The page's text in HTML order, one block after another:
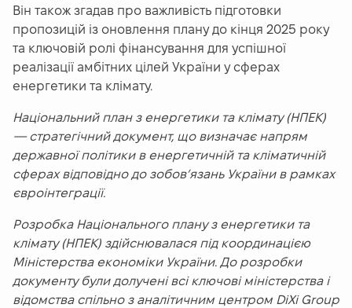
Він також згадав про важливість підготовки
пропозицій із оновлення плану до кінця 2025 року
та ключовій ролі фінансування для успішної
реалізації амбітних цілей України у сферах
енергетики та клімату.
Національний план з енергетики та клімату (НПЕК)
— стратегічний документ, що визначає напрям
державної політики в енергетичній та кліматичній
сферах відповідно до зобов’язань України в рамках
євроінтеграції.
Розробка Національного плану з енергетики та
клімату (НПЕК) здійснювалася під координацією
Міністерства економіки України. До розробки
документу були долучені всі ключові міністерства і
відомства спільно з аналітичним центром DiXi Group